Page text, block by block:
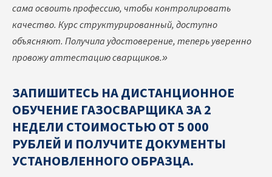
сама освоить профессию, чтобы контролировать
качество. Курс структурированный, доступно
объясняют. Получила удостоверение, теперь уверенно
провожу аттестацию сварщиков.»
ЗАПИШИТЕСЬ НА ДИСТАНЦИОННОЕ
ОБУЧЕНИЕ ГАЗОСВАРЩИКА ЗА 2
НЕДЕЛИ СТОИМОСТЬЮ ОТ 5 000
РУБЛЕЙ И ПОЛУЧИТЕ ДОКУМЕНТЫ
УСТАНОВЛЕННОГО ОБРАЗЦА.